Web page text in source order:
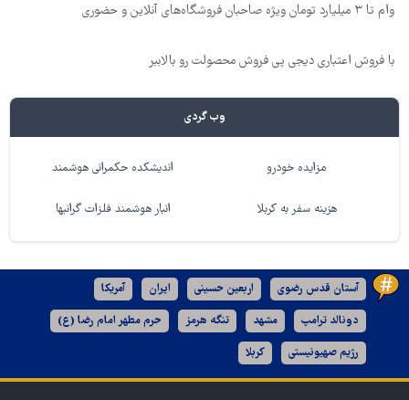
وام تا ۳ میلیارد تومان ویژه صاحبان فروشگاه‌های آنلاین و حضوری
با فروش اعتباری دیجی پی فروش محصولت رو بالاببر
وب گردی
مزایده خودرو اندیشکده حکمرانی هوشمند
هزینه سفر به کربلا انبار هوشمند فلزات گرانبها
آستان قدس رضوی اربعین حسینی ایران آمریکا
دونالد ترامپ مشهد تنگه هرمز حرم مطهر امام رضا (ع)
رژیم صهیونیستی کربلا